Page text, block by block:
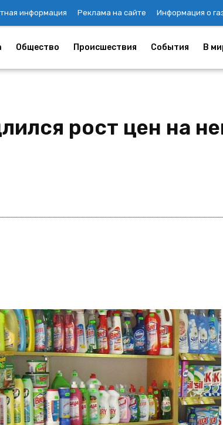
информация Реклама на сайте Информация о
Общество Происшествия События В
рост цен на